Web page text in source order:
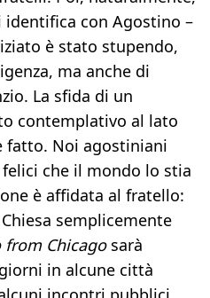
identifica con Agostino –
è stato stupendo,
ma anche di
La sfida di un
contemplativo al lato
fatto. Noi agostiniani
che il mondo lo stia
è affidata al fratello:
semplicemente
from Chicagosarà
in alcune città